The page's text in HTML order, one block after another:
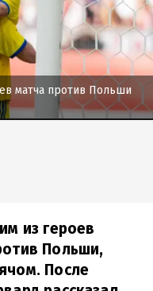
матча против Польши
из героев
Польши,
После